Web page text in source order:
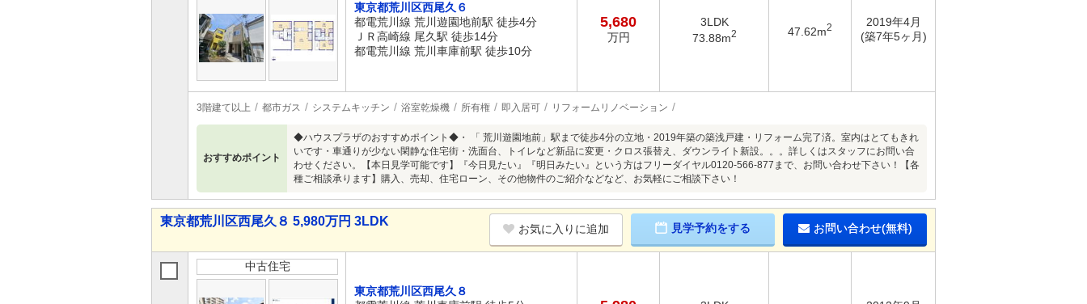
東京都荒川区西尾久６
都電荒川線 荒川遊園地前駅 徒歩4分
ＪＲ高崎線 尾久駅 徒歩14分
都電荒川線 荒川車庫前駅 徒歩10分
5,680
万円
3LDK
73.88m2 47.62m2
2019年4月
(築7年5ヶ月)
3階建て以上 都市ガス システムキッチン 浴室乾燥機 所有権 即入居可 リフォームリノベーション
おすすめポイント
◆ハウスプラザのおすすめポイント◆・ 「 荒川遊園地前」駅まで徒歩4分の立地・2019年築の築浅戸建・リフォーム完了済。室内はとてもきれ
いです・車通りが少ない閑静な住宅街・洗面台、トイレなど新品に変更・クロス張替え、ダウンライト新設。。。詳しくはスタッフにお問い合
わせください。【本日見学可能です】『今日見たい』『明日みたい』という方はフリーダイヤル0120-566-877まで、お問い合わせ下さい！【各
種ご相談承ります】購入、売却、住宅ローン、その他物件のご紹介などなど、お気軽にご相談下さい！
東京都荒川区西尾久８ 5,980万円 3LDK
お気に入りに追加 見学予約をする お問い合わせ(無料)
中古住宅
東京都荒川区西尾久８